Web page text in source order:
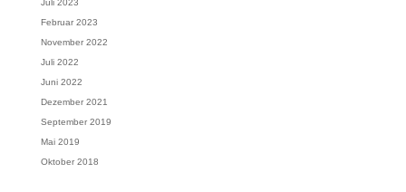
Juli 2023
Februar 2023
November 2022
Juli 2022
Juni 2022
Dezember 2021
September 2019
Mai 2019
Oktober 2018